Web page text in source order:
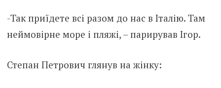
-Так приїдете всі разом до нас в Італію. Там
неймовірне море і пляжі, – парирував Ігор.
Степан Петрович глянув на жінку: